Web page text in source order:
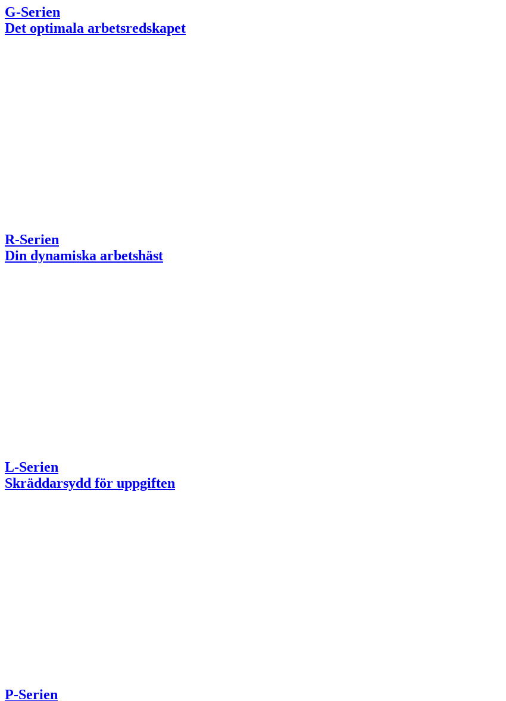
G-Serien
Det optimala arbetsredskapet
R-Serien
Din dynamiska arbetshäst
L-Serien
Skräddarsydd för uppgiften
P-Serien